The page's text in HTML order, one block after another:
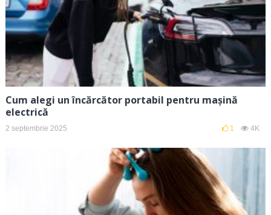
Cum alegi un încărcător portabil pentru mașină
electrică
2 septembrie 2025 1 4K